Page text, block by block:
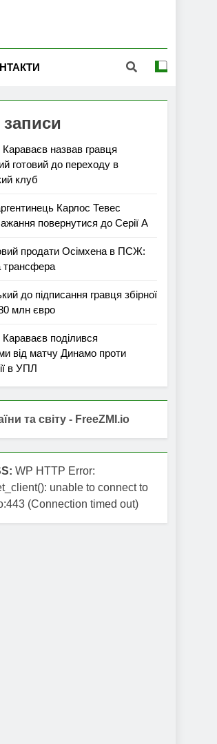
назвав гравця
готовий до переходу в
клуб
Карлос Тевес
повернутися до Серії А
продати Осімхена в ПСЖ:
трансфера
до підписання гравця збірної
млн євро
поділився
від матчу Динамо проти
в УПЛ
та світу - FreeZMI.io
WP HTTP Error:
unable to connect to
(Connection timed out)